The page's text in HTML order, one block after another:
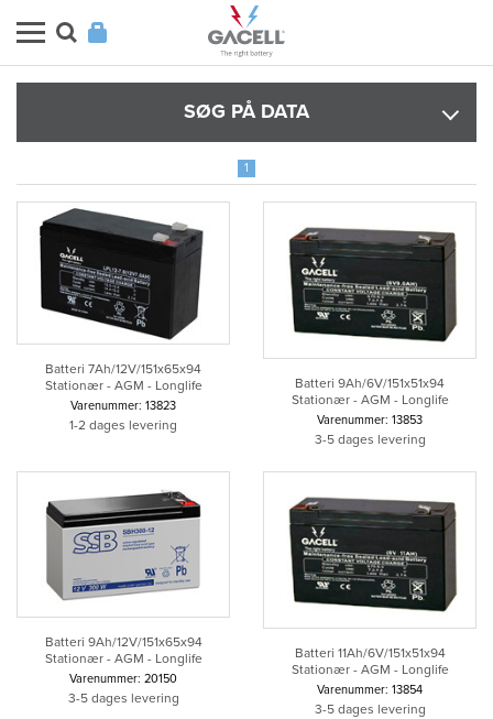
SØG PÅ DATA
1
Batteri 7Ah/12V/151x65x94
Stationær - AGM - Longlife
Varenummer: 13823
1-2 dages levering
Batteri 9Ah/6V/151x51x94
Stationær - AGM - Longlife
Varenummer: 13853
3-5 dages levering
Batteri 9Ah/12V/151x65x94
Stationær - AGM - Longlife
Varenummer: 20150
3-5 dages levering
Batteri 11Ah/6V/151x51x94
Stationær - AGM - Longlife
Varenummer: 13854
3-5 dages levering